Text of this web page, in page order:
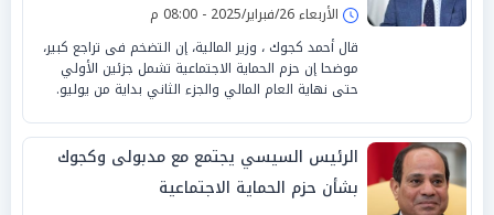
الأربعاء 26/فبراير/2025 - 08:00 م
قال أحمد كجوك ، وزير المالية، إن التضخم فى تراجع كبير،
موضحا إن حزم الحماية الاجتماعية تشمل جزئين الأولي
حتى نهاية العام المالي والجزء الثاني بداية من يوليو.
الرئيس السيسي يجتمع مع مدبولى وكجوك
بشأن حزم الحماية الاجتماعية